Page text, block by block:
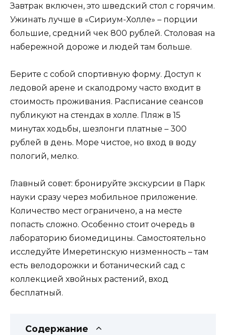
Завтрак включен, это шведский стол с горячим.
Ужинать лучше в «Сириум-Холле» – порции
большие, средний чек 800 рублей. Столовая на
набережной дороже и людей там больше.
Берите с собой спортивную форму. Доступ к
ледовой арене и скалодрому часто входит в
стоимость проживания. Расписание сеансов
публикуют на стендах в холле. Пляж в 15
минутах ходьбы, шезлонги платные – 300
рублей в день. Море чистое, но вход в воду
пологий, мелко.
Главный совет: бронируйте экскурсии в Парк
науки сразу через мобильное приложение.
Количество мест ограничено, а на месте
попасть сложно. Особенно стоит очередь в
лабораторию биомедицины. Самостоятельно
исследуйте Имеретинскую низменность – там
есть велодорожки и ботанический сад с
коллекцией хвойных растений, вход
бесплатный.
Содержание